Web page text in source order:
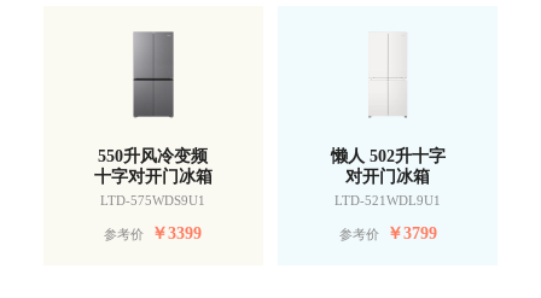
550升风冷变频
十字对开门冰箱
LTD-575WDS9U1
参考价 ￥3399
懒人 502升十字
对开门冰箱
LTD-521WDL9U1
参考价 ￥3799